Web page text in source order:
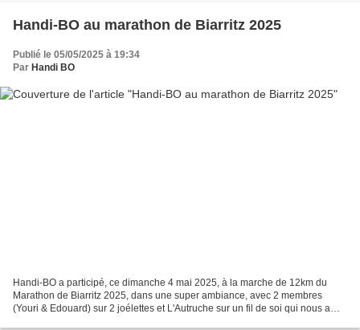
Handi-BO au marathon de Biarritz 2025
Publié le 05/05/2025 à 19:34
Par Handi BO
Handi-BO a participé, ce dimanche 4 mai 2025, à la marche de 12km du
Marathon de Biarritz 2025, dans une super ambiance, avec 2 membres
(Youri & Edouard) sur 2 joélettes et L'Autruche sur un fil de soi qui nous a